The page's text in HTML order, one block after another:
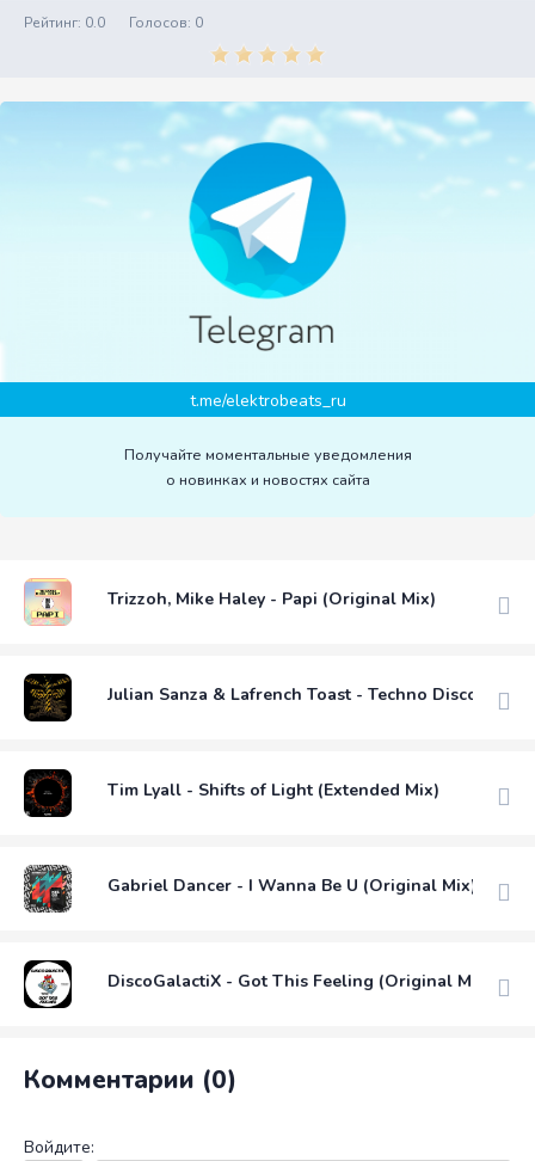
Рейтинг: 0.0 Голосов: 0
t.me/elektrobeats_ru
Получайте моментальные уведомления
о новинках и новостях сайта
Trizzoh, Mike Haley - Papi (Original Mix)
Julian Sanza & Lafrench Toast - Techno
Tim Lyall - Shifts of Light (Extended Mix)
Gabriel Dancer - I Wanna Be U (Original Mix)
DiscoGalactiX - Got This Feeling (Original Mix)
Комментарии (0)
Войдите: